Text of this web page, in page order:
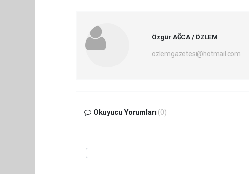
Özgür AĞCA / ÖZLEM
ozlemgazetesi@hotmail.com
Okuyucu Yorumları (0)